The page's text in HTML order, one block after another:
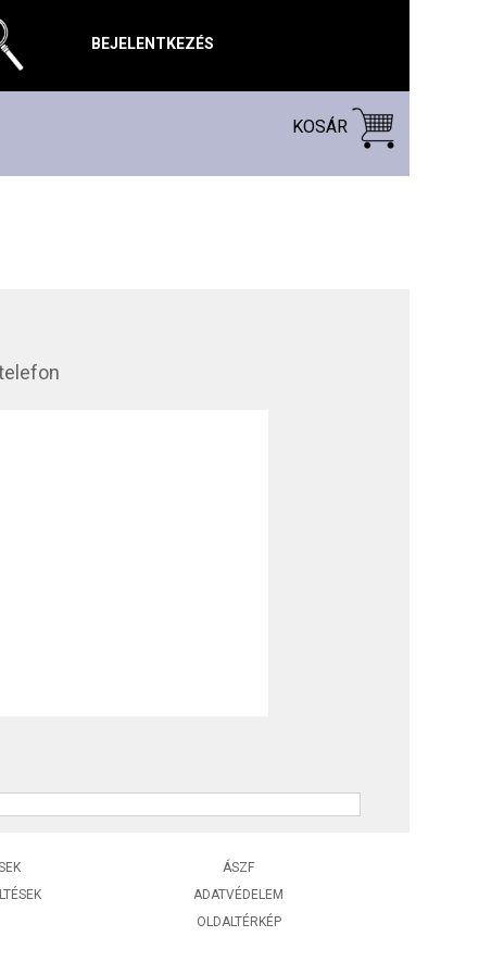
BEJELENTKEZÉS
KOSÁR
ÁSZF
ADATVÉDELEM
OLDALTÉRKÉP